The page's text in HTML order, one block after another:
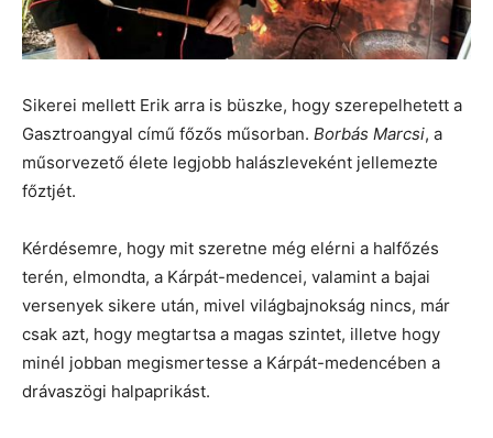
Sikerei mellett Erik arra is büszke, hogy szerepelhetett a
Gasztroangyal című főzős műsorban. Borbás Marcsi, a
műsorvezető élete legjobb halászleveként jellemezte
főztjét.
Kérdésemre, hogy mit szeretne még elérni a halfőzés
terén, elmondta, a Kárpát-medencei, valamint a bajai
versenyek sikere után, mivel világbajnokság nincs, már
csak azt, hogy megtartsa a magas szintet, illetve hogy
minél jobban megismertesse a Kárpát-medencében a
drávaszögi halpaprikást.